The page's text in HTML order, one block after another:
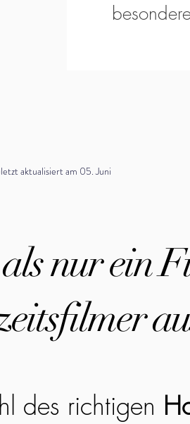
aktualisiert am 05. Juni
nur ein
des richtigen